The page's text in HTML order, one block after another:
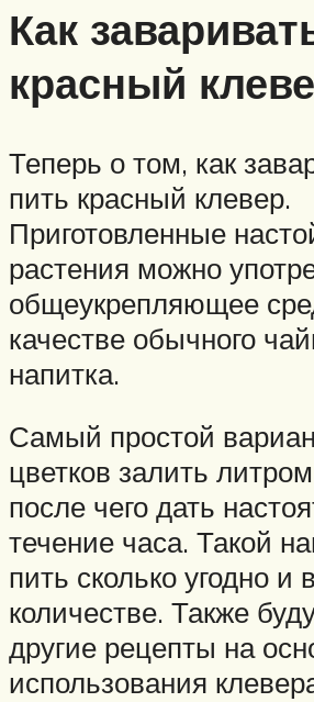
Как
красный
Теперь о том, как
пить красный клевер.
Приготовленные
растения можно
общеукрепляющее
качестве обычного
напитка.
Самый простой
цветков залить
после чего дать
течение часа. Такой
пить сколько угодно
количестве. Также
другие рецепты на
использования